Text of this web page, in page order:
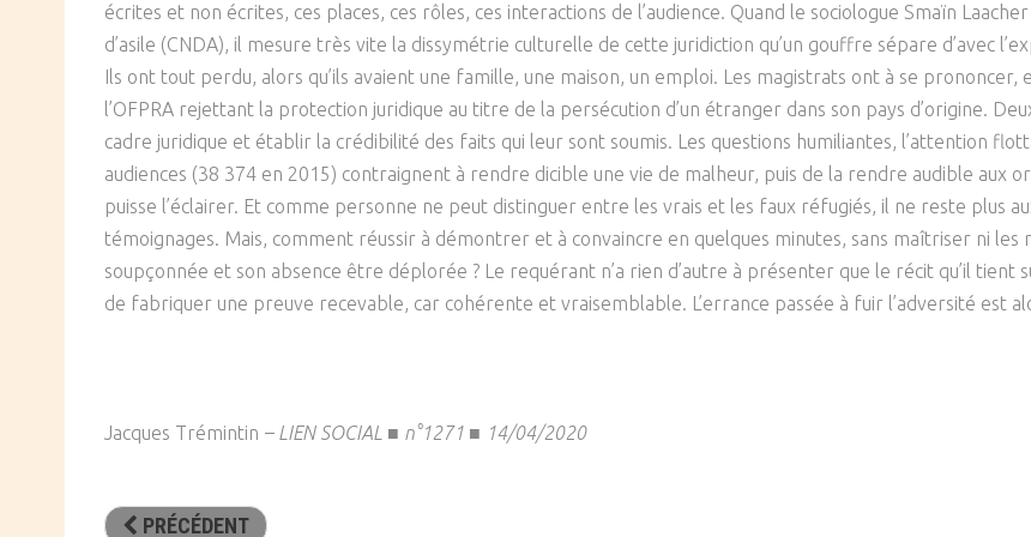
Violence / Maltraitance
Agression Sexuelle
Délinquance
Banlieue
Protection De L'enfance
Accueil – Placement
Psychanalyse
Psychiatrie
Psychologie
Sexualité
Sociologie
SOCIÉTÉ
Droit
Économie / Emploi
Justice
Politique
Religion
Scolarité
CULTURE
Romans / Médias
écrites et non écrites, ces places, ces rôles, ces interactions de l’audience. Quand le sociologue Smaïn
d’asile (CNDA), il mesure très vite la dissymétrie culturelle de cette juridiction qu’un gouffre sépare d’avec
Ils ont tout perdu, alors qu’ils avaient une famille, une maison, un emploi. Les magistrats ont à se
l’OFPRA rejettant la protection juridique au titre de la persécution d’un étranger dans son pays d’origine.
cadre juridique et établir la crédibilité des faits qui leur sont soumis. Les questions humiliantes, l’attention
audiences (38 374 en 2015) contraignent à rendre dicible une vie de malheur, puis de la rendre audible aux
puisse l’éclairer. Et comme personne ne peut distinguer entre les vrais et les faux réfugiés, il ne reste plus
témoignages. Mais, comment réussir à démontrer et à convaincre en quelques minutes, sans maîtriser ni
soupçonnée et son absence être déplorée ? Le requérant n’a rien d’autre à présenter que le récit qu’il tient
de fabriquer une preuve recevable, car cohérente et vraisemblable. L’errance passée à fuir l’adversité est
Jacques Trémintin – LIEN SOCIAL ■ n°1271 ■ 14/04/2020
PRÉCÉDENT